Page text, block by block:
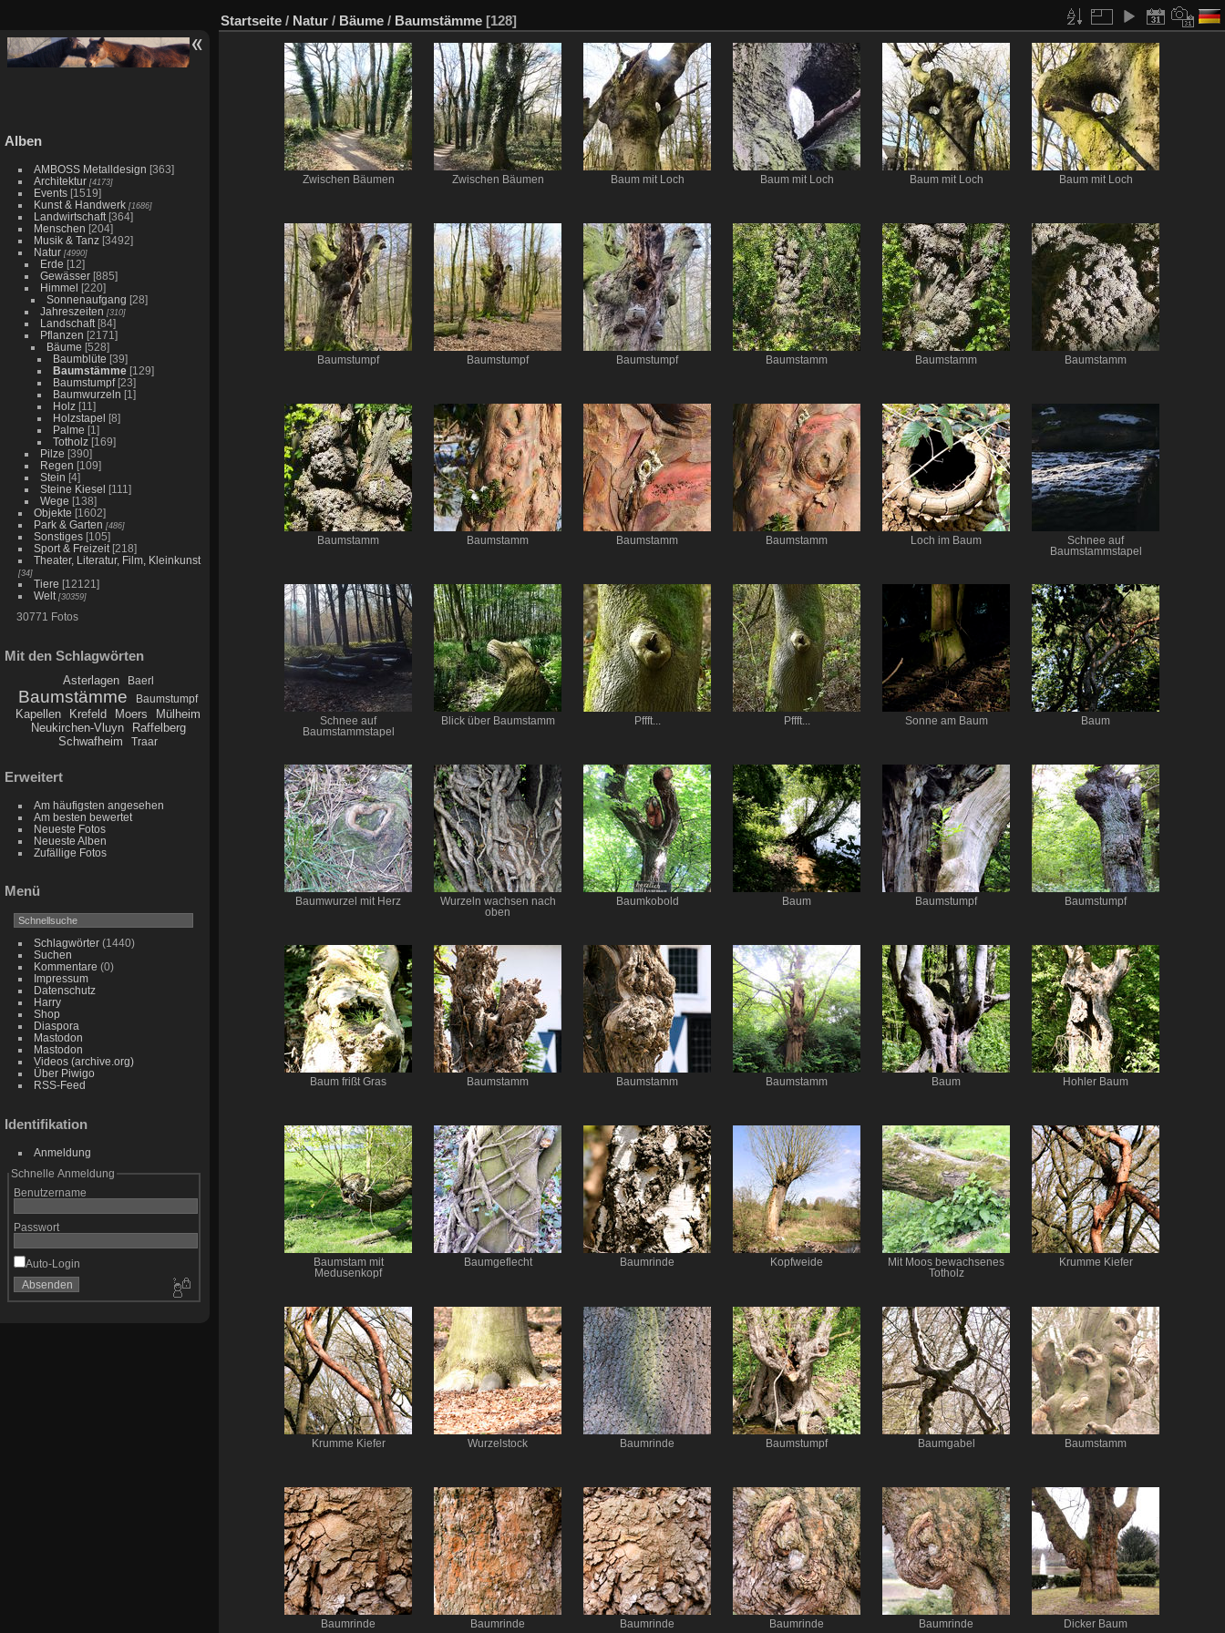
Alben
AMBOSS Metalldesign [363]
Architektur [4173]
Events [1519]
Kunst & Handwerk [1686]
Landwirtschaft [364]
Menschen [204]
Musik & Tanz [3492]
Natur [4990]
Erde [12]
Gewässer [885]
Himmel [220]
Sonnenaufgang [28]
Jahreszeiten [310]
Landschaft [84]
Pflanzen [2171]
Bäume [528]
Baumblüte [39]
Baumstämme [129]
Baumstumpf [23]
Baumwurzeln [1]
Holz [11]
Holzstapel [8]
Palme [1]
Totholz [169]
Pilze [390]
Regen [109]
Stein [4]
Steine Kiesel [111]
Wege [138]
Objekte [1602]
Park & Garten [486]
Sonstiges [105]
Sport & Freizeit [218]
Theater, Literatur, Film, Kleinkunst
[34]
Tiere [12121]
Welt [30359]
30771 Fotos
Mit den Schlagwörten
Asterlagen Baerl
Baumstämme Baumstumpf
Kapellen Krefeld Moers
Mülheim
Neukirchen-Vluyn
Raffelberg
Schwafheim
Traar
Erweitert
Am häufigsten angesehen
Am besten bewertet
Neueste Fotos
Neueste Alben
Zufällige Fotos
Menü
Schlagwörter(1440)
Suchen
Kommentare (0)
Impressum
Datenschutz
Harry
Shop
Diaspora
Mastodon
Mastodon
Videos (archive.org)
Über Piwigo
RSS-Feed
Identifikation
Anmeldung
Schnelle Anmeldung
Benutzername
Passwort
Auto-Login
Startseite / Natur / Bäume / Baumstämme [128]
Zwischen Bäumen Zwischen Bäumen Baum mit Loch Baum mit Loch Baum mit Loch Baum mit Loch
Baumstumpf Baumstumpf Baumstumpf Baumstamm Baumstamm Baumstamm
Baumstamm Baumstamm Baumstamm Baumstamm Loch im Baum
Schnee auf
Baumstammstapel
Schnee auf
Baumstammstapel
Blick über Baumstamm Pffft... Pffft... Sonne am Baum Baum
Baumwurzel mit Herz
Wurzeln wachsen nach
oben
Baumkobold Baum Baumstumpf Baumstumpf
Baum frißt Gras Baumstamm Baumstamm Baumstamm Baum Hohler Baum
Baumstam mit
Medusenkopf
Baumgeflecht Baumrinde Kopfweide
Mit Moos bewachsenes
Totholz
Krumme Kiefer
Krumme Kiefer Wurzelstock Baumrinde Baumstumpf Baumgabel Baumstamm
Baumrinde Baumrinde Baumrinde Baumrinde Baumrinde Dicker Baum